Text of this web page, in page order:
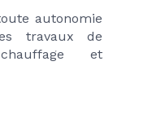
autonomie
travaux de
et